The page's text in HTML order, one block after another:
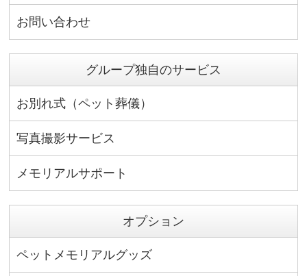
お問い合わせ
グループ独自のサービス
お別れ式（ペット葬儀）
写真撮影サービス
メモリアルサポート
オプション
ペットメモリアルグッズ